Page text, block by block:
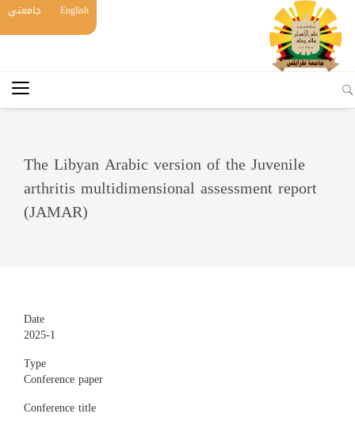
English جامعتي
The Libyan Arabic version of the Juvenile
arthritis multidimensional assessment report
(JAMAR)
Date
2025-1
Type
Conference paper
Conference title